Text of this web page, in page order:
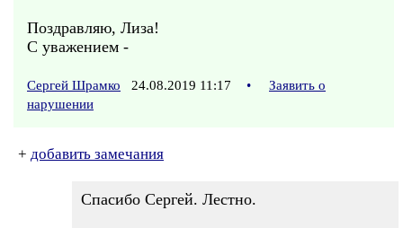
Поздравляю, Лиза!
С уважением -
Сергей Шрамко 24.08.2019 11:17 •
Заявить о
нарушении
+ добавить замечания
Спасибо Сергей. Лестно.